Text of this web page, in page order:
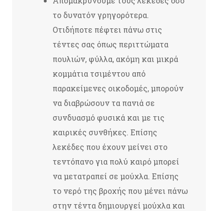
το δυνατόν γρηγορότερα.
Οτιδήποτε πέφτει πάνω στις
τέντες σας όπως περιττώματα
πουλιών, φύλλα, ακόμη και μικρά
κομμάτια τσιμέντου από
παρακείμενες οικοδομές, μπορούν
να διαβρώσουν τα πανιά σε
συνδυασμό φυσικά και με τις
καιρικές συνθήκες. Επίσης
λεκέδες που έχουν μείνει στο
τεντόπανο για πολύ καιρό μπορεί
να μετατραπεί σε μούχλα. Επίσης
το νερό της βροχής που μένει πάνω
στην τέντα δημιουργεί μούχλα και